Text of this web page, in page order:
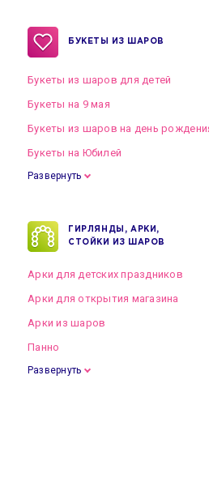
БУКЕТЫ ИЗ ШАРОВ
Букеты из шаров для детей
Букеты на 9 мая
Букеты из шаров на день
Букеты на Юбилей
Развернуть
ГИРЛЯНДЫ, АРКИ,
СТОЙКИ ИЗ ШАРОВ
Арки для детских праздников
Арки для открытия магазина
Арки из шаров
Панно
Развернуть